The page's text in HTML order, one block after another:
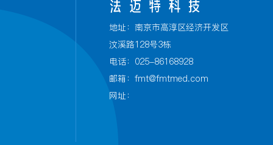
地址：南京市高淳区经济开发区
汶溪路128号3栋
电话：025-86168928
邮箱：fmt@fmtmed.com
网址：